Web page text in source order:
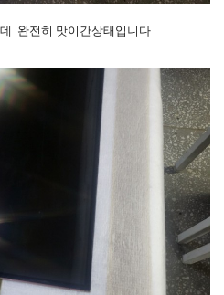
완전히 맛이간상태입니다